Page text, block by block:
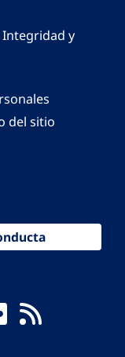
Integridad y
del sitio